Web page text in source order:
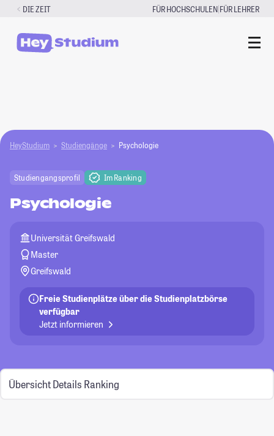
Zum
springen
DIE ZEIT FÜR HOCHSCHULEN|FÜR LEHRER
HeyStudium Studiengänge Psychologie
Studiengangsprofil Im Ranking
Psychologie
Universität Greifswald
Master
Greifswald
Freie Studienplätze über die Studienplatzbörse
verfügbar
Jetzt informieren
Übersicht Details Ranking